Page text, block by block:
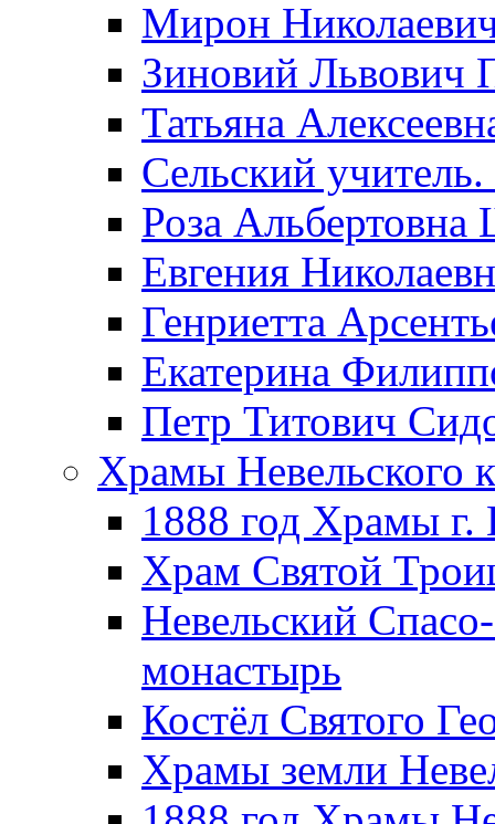
Мирон
Зиновий Львович
Татьяна
Сельский
Роза
Евгения
Генриетта
Екатерина
Петр Титович
Храмы Невельского
1888 год Храмы г.
Храм Святой
Невельский
монастырь
Костёл Святого
Храмы земли